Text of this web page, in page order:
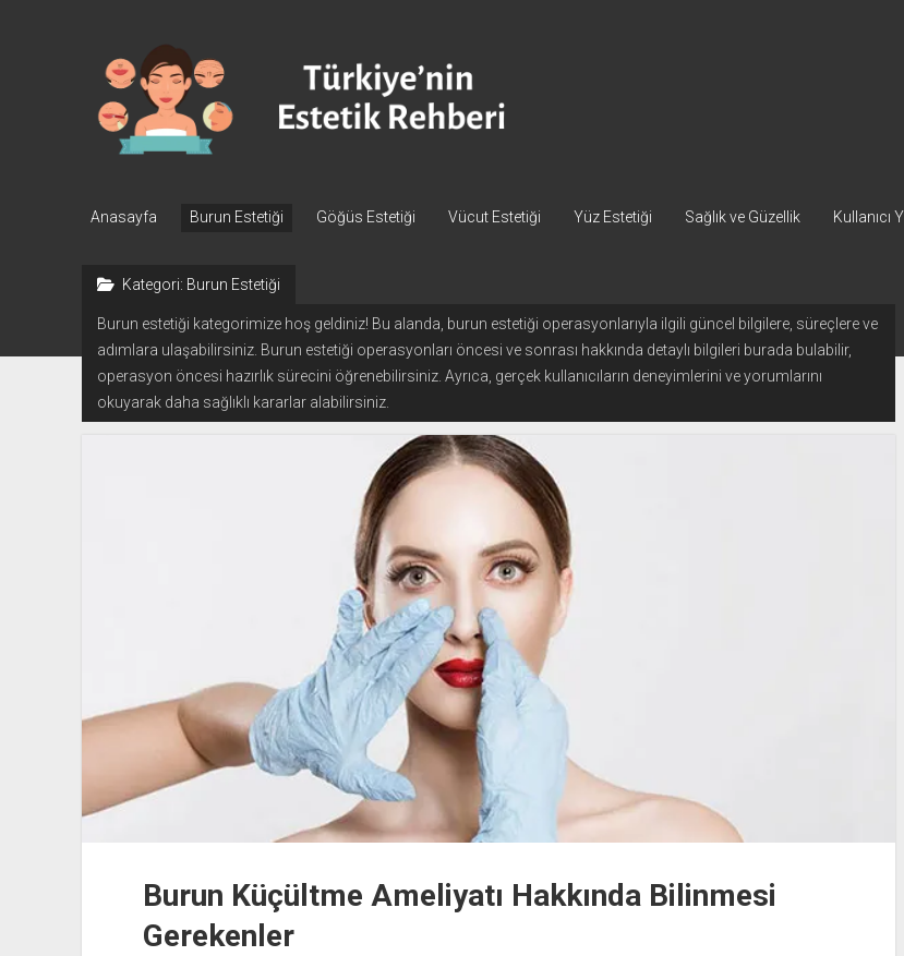
Türkiye'nin
Estetik
Rehberi
Anasayfa Burun Estetiği Göğüs Estetiği Vücut Estetiği Yüz Estetiği Sağlık ve Güzellik Kullanıcı
Kategori: Burun Estetiği
Burun estetiği kategorimize hoş geldiniz! Bu alanda, burun estetiği operasyonlarıyla ilgili güncel bilgilere, süreçlere ve
adımlara ulaşabilirsiniz. Burun estetiği operasyonları öncesi ve sonrası hakkında detaylı bilgileri burada bulabilir,
operasyon öncesi hazırlık sürecini öğrenebilirsiniz. Ayrıca, gerçek kullanıcıların deneyimlerini ve yorumlarını
okuyarak daha sağlıklı kararlar alabilirsiniz.
Burun Küçültme Ameliyatı Hakkında Bilinmesi
Gerekenler